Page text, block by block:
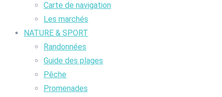
Carte de navigation
Les marchés
NATURE & SPORT
Randonnées
Guide des plages
Pêche
Promenades